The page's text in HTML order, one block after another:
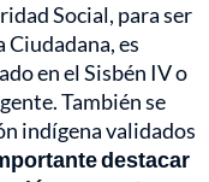
Social, para ser
Ciudadana, es
en el Sisbén IV o
También se
indígena validados
destacar